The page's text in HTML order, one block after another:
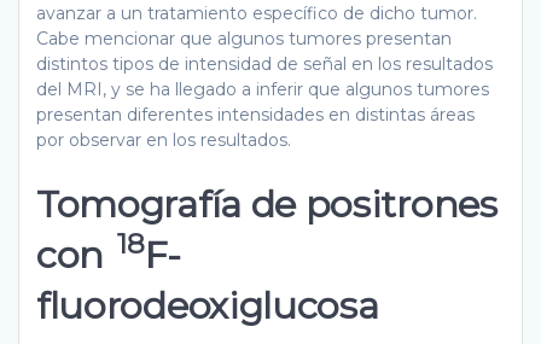
avanzar a un tratamiento específico de dicho tumor.
Cabe mencionar que algunos tumores presentan
distintos tipos de intensidad de señal en los resultados
del MRI, y se ha llegado a inferir que algunos tumores
presentan diferentes intensidades en distintas áreas
por observar en los resultados.
Tomografía de positrones
con 18F-
fluorodeoxiglucosa